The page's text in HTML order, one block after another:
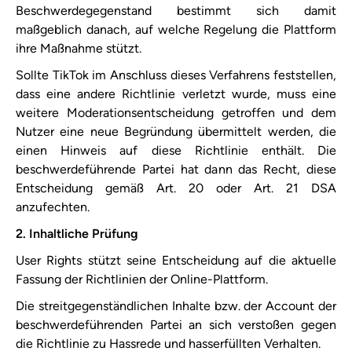
Beschwerdegegenstand bestimmt sich damit
maßgeblich danach, auf welche Regelung die Plattform
ihre Maßnahme stützt.
Sollte TikTok im Anschluss dieses Verfahrens feststellen,
dass eine andere Richtlinie verletzt wurde, muss eine
weitere Moderationsentscheidung getroffen und dem
Nutzer eine neue Begründung übermittelt werden, die
einen Hinweis auf diese Richtlinie enthält. Die
beschwerdeführende Partei hat dann das Recht, diese
Entscheidung gemäß Art. 20 oder Art. 21 DSA
anzufechten.
2. Inhaltliche Prüfung
User Rights stützt seine Entscheidung auf die aktuelle
Fassung der Richtlinien der Online-Plattform.
​Die streitgegenständlichen Inhalte bzw. der Account der
beschwerdeführenden Partei an sich verstoßen gegen
die Richtlinie zu Hassrede und hasserfüllten Verhalten.